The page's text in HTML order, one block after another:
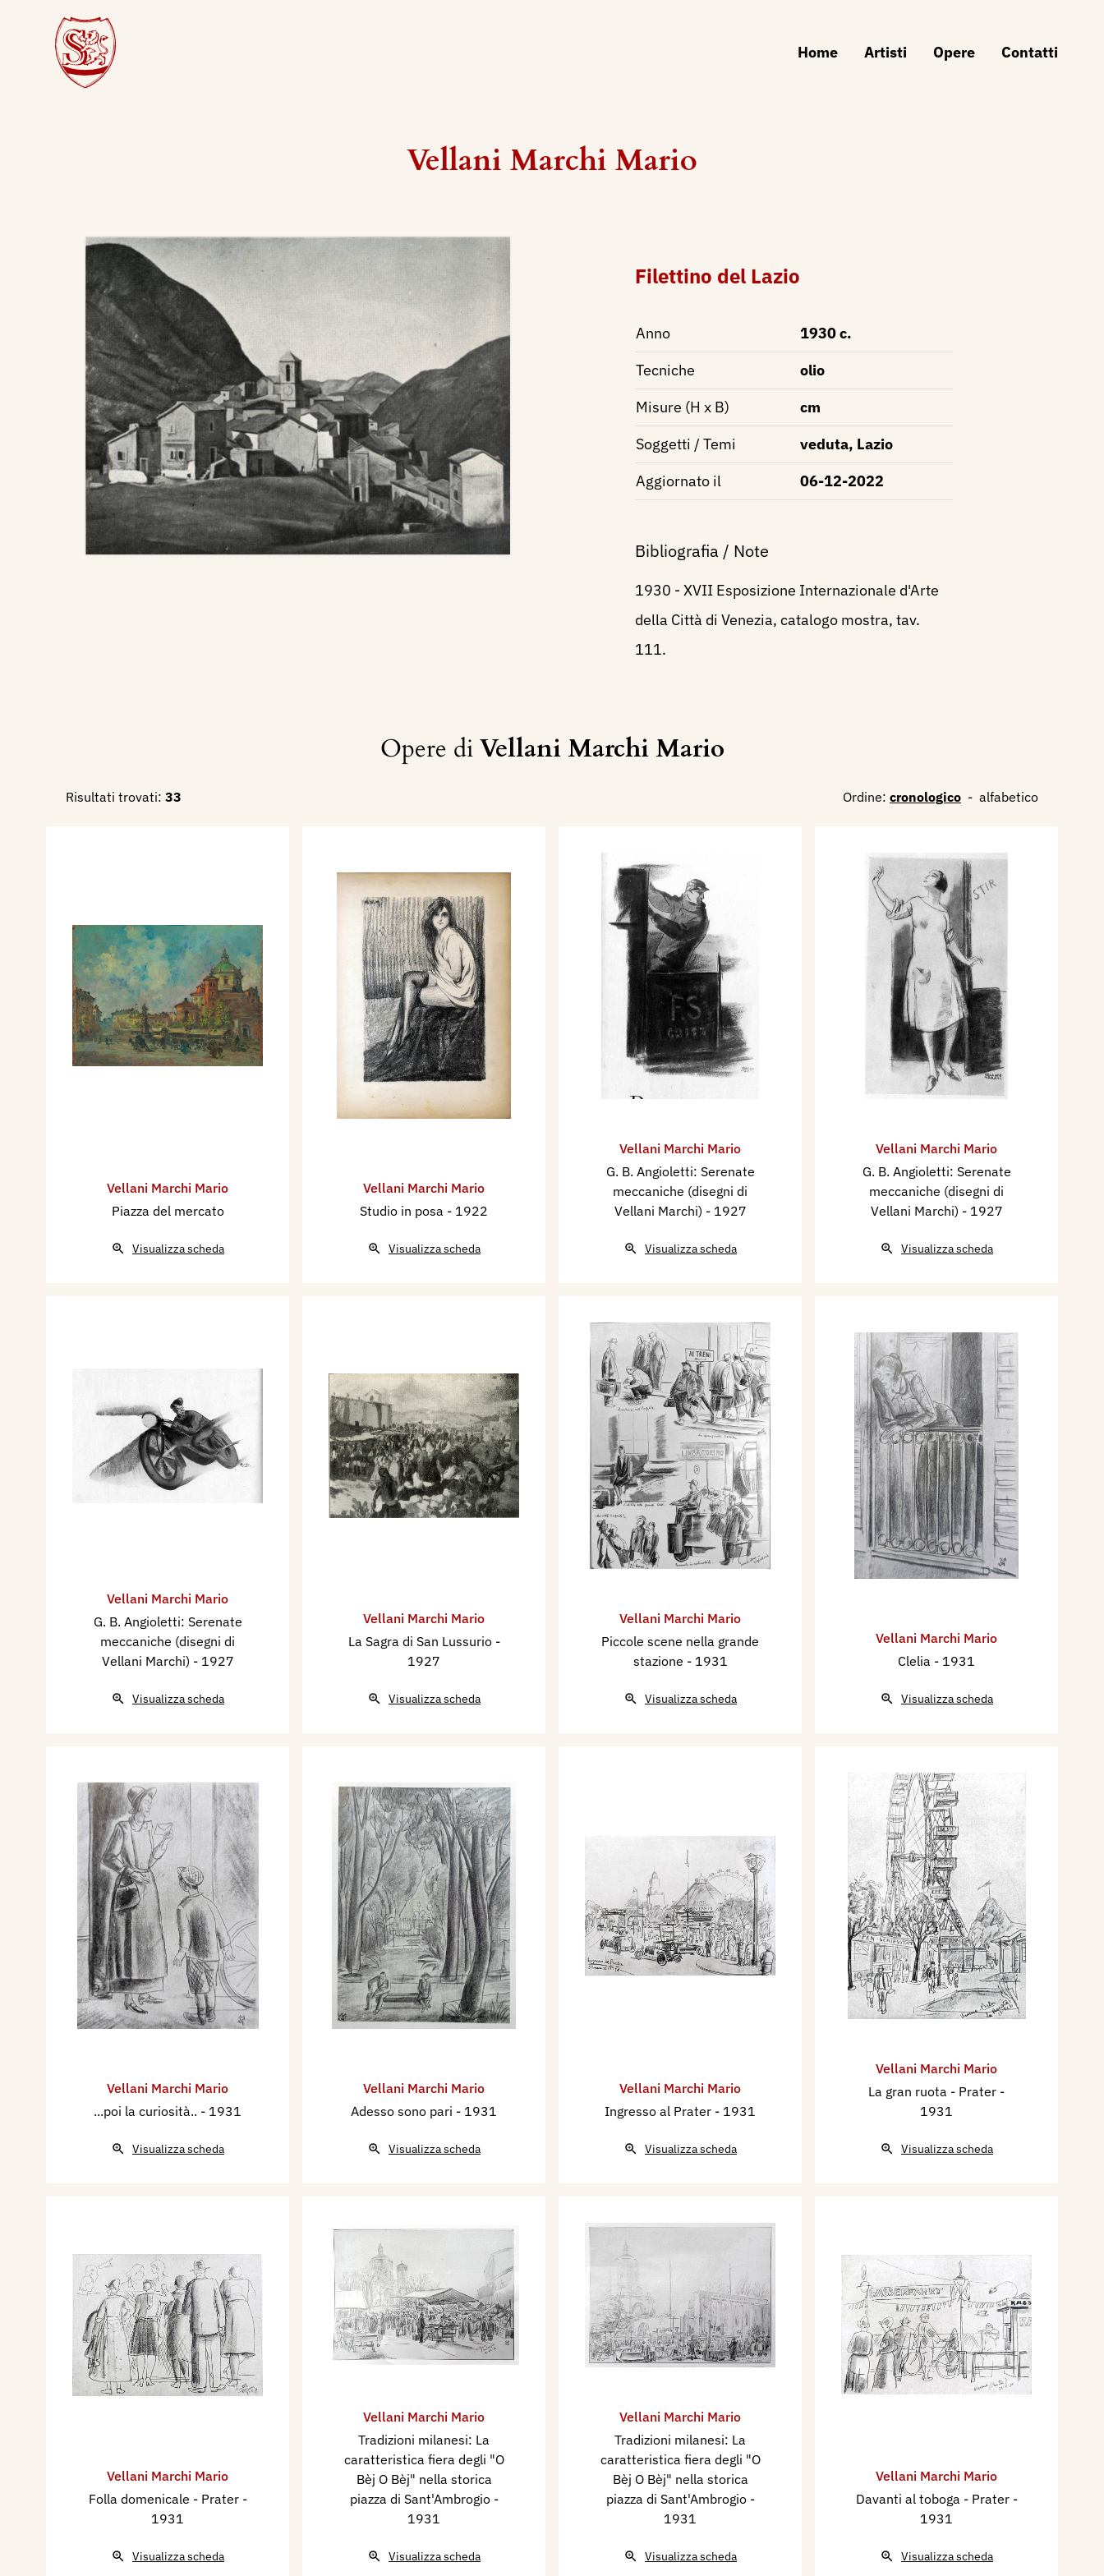
Home Artisti Opere Contatti
Vellani Marchi Mario
Filettino del Lazio
Anno
1930 c.
Tecniche
olio
Misure (H x B)
cm
Soggetti / Temi
veduta, Lazio
Aggiornato il
06-12-2022
Bibliografia / Note
1930 - XVII Esposizione Internazionale d'Arte
della Città di Venezia, catalogo mostra, tav.
111.
Opere diVellani Marchi Mario
Risultati trovati: 33 Ordine: cronologico - alfabetico
Vellani Marchi Mario
Piazza del mercato
Visualizza scheda
Vellani Marchi Mario
Studio in posa - 1922
Visualizza scheda
Vellani Marchi Mario
G. B. Angioletti: Serenate
meccaniche (disegni di
Vellani Marchi) - 1927
Visualizza scheda
Vellani Marchi Mario
G. B. Angioletti: Serenate
meccaniche (disegni di
Vellani Marchi) - 1927
Visualizza scheda
Vellani Marchi Mario
G. B. Angioletti: Serenate
meccaniche (disegni di
Vellani Marchi) - 1927
Visualizza scheda
Vellani Marchi Mario
La Sagra di San Lussurio -
1927
Visualizza scheda
Vellani Marchi Mario
Piccole scene nella grande
stazione - 1931
Visualizza scheda
Vellani Marchi Mario
Clelia - 1931
Visualizza scheda
Vellani Marchi Mario
...poi la curiosità.. - 1931
Visualizza scheda
Vellani Marchi Mario
Adesso sono pari - 1931
Visualizza scheda
Vellani Marchi Mario
Ingresso al Prater - 1931
Visualizza scheda
Vellani Marchi Mario
La gran ruota - Prater -
1931
Visualizza scheda
Vellani Marchi Mario
Folla domenicale - Prater -
1931
Visualizza scheda
Vellani Marchi Mario
Tradizioni milanesi: La
caratteristica fiera degli "O
Bèj O Bèj" nella storica
piazza di Sant'Ambrogio -
1931
Visualizza scheda
Vellani Marchi Mario
Tradizioni milanesi: La
caratteristica fiera degli "O
Bèj O Bèj" nella storica
piazza di Sant'Ambrogio -
1931
Visualizza scheda
Vellani Marchi Mario
Davanti al toboga - Prater -
1931
Visualizza scheda